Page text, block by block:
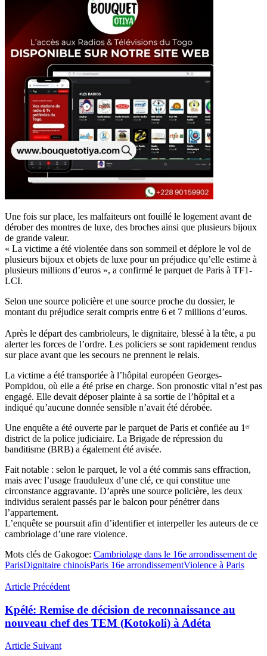
Une fois sur place, les malfaiteurs ont fouillé le logement avant de
dérober des montres de luxe, des broches ainsi que plusieurs bijoux
de grande valeur.
« La victime a été violentée dans son sommeil et déplore le vol de
plusieurs bijoux et objets de luxe pour un préjudice qu’elle estime à
plusieurs millions d’euros », a confirmé le parquet de Paris à TF1-
LCI.
Selon une source policière et une source proche du dossier, le
montant du préjudice serait compris entre 6 et 7 millions d’euros.
Après le départ des cambrioleurs, le dignitaire, blessé à la tête, a pu
alerter les forces de l’ordre. Les policiers se sont rapidement rendus
sur place avant que les secours ne prennent le relais.
La victime a été transportée à l’hôpital européen Georges-
Pompidou, où elle a été prise en charge. Son pronostic vital n’est pas
engagé. Elle devait déposer plainte à sa sortie de l’hôpital et a
indiqué qu’aucune donnée sensible n’avait été dérobée.
Une enquête a été ouverte par le parquet de Paris et confiée au 1ᵉʳ
district de la police judiciaire. La Brigade de répression du
banditisme (BRB) a également été avisée.
Fait notable : selon le parquet, le vol a été commis sans effraction,
mais avec l’usage frauduleux d’une clé, ce qui constitue une
circonstance aggravante. D’après une source policière, les deux
individus seraient passés par le balcon pour pénétrer dans
l’appartement.
L’enquête se poursuit afin d’identifier et interpeller les auteurs de ce
cambriolage d’une rare violence.
Mots clés de Gakogoe: Cambriolage dans le 16e arrondissement de
ParisDignitaire chinoisParis 16e arrondissementViolence à Paris
Article Précédent
Kpélé: Remise de décision de reconnaissance au
nouveau chef des TEM (Kotokoli) à Adéta
Article Suivant